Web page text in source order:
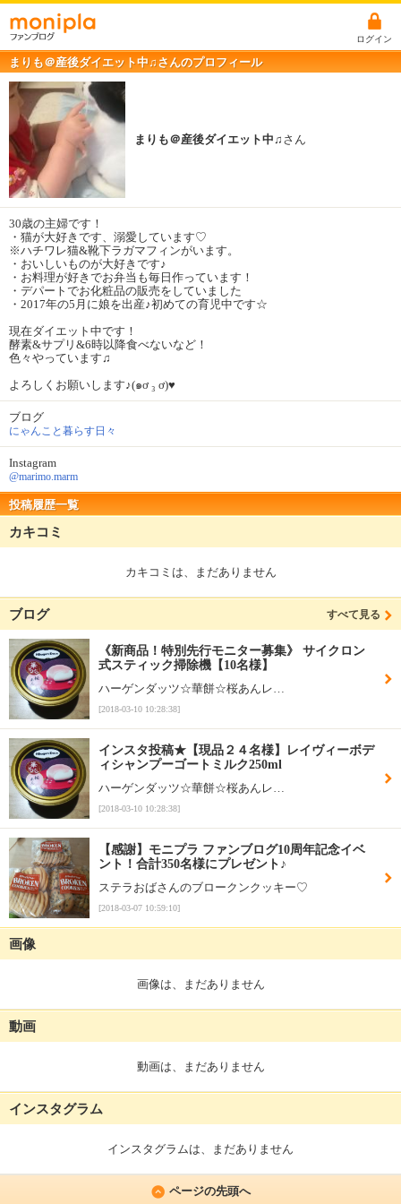
ログイン
まりも＠産後ダイエット中♫さんのプロフィール
まりも＠産後ダイエット中♫ さん
30歳の主婦です！
・猫が大好きです、溺愛しています♡
※ハチワレ猫&靴下ラガマフィンがいます。
・おいしいものが大好きです♪
・お料理が好きでお弁当も毎日作っています！
・デパートでお化粧品の販売をしていました
・2017年の5月に娘を出産♪初めての育児中です☆
現在ダイエット中です！
酵素&サプリ&6時以降食べないなど！
色々やっています♫
よろしくお願いします♪(๑ơ ₃ ơ)♥
ブログ
にゃんこと暮らす日々
Instagram
@marimo.marm
投稿履歴一覧
カキコミ
カキコミは、まだありません
ブログ すべて見る
《新商品！特別先行モニター募集》 サイクロン
式スティック掃除機【10名様】
ハーゲンダッツ☆華餅☆桜あんレ…
[2018-03-10 10:28:38]
インスタ投稿★【現品２４名様】レイヴィーボデ
ィシャンプーゴートミルク250ml
ハーゲンダッツ☆華餅☆桜あんレ…
[2018-03-10 10:28:38]
【感謝】モニプラ ファンブログ10周年記念イベ
ント！合計350名様にプレゼント♪
ステラおばさんのブロークンクッキー♡
[2018-03-07 10:59:10]
画像
画像は、まだありません
動画
動画は、まだありません
インスタグラム
インスタグラムは、まだありません
ページの先頭へ